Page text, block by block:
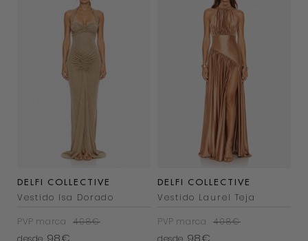
DELFI COLLECTIVE
Vestido Isa Dorado
PVP marca
408€
desde 98€
DELFI COLLECTIVE
Vestido Laurel Teja
PVP marca
408€
desde 98€